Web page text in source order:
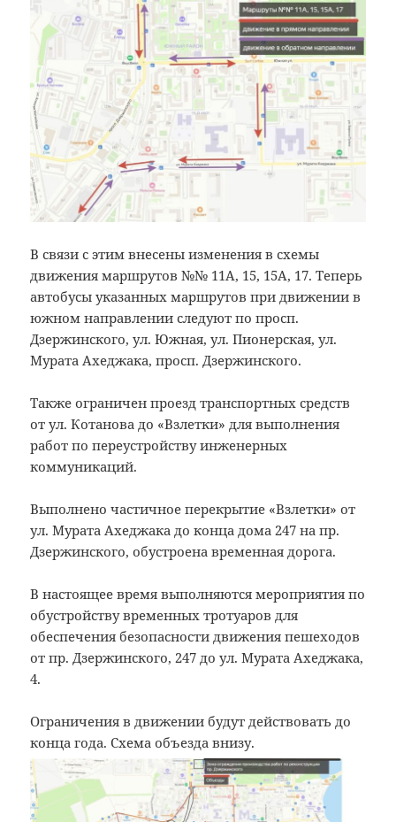
В связи с этим внесены изменения в схемы
движения маршрутов №№ 11А, 15, 15А, 17. Теперь
автобусы указанных маршрутов при движении в
южном направлении следуют по просп.
Дзержинского, ул. Южная, ул. Пионерская, ул.
Мурата Ахеджака, просп. Дзержинского.
Также ограничен проезд транспортных средств
от ул. Котанова до «Взлетки» для выполнения
работ по переустройству инженерных
коммуникаций.
Выполнено частичное перекрытие «Взлетки» от
ул. Мурата Ахеджака до конца дома 247 на пр.
Дзержинского, обустроена временная дорога.
В настоящее время выполняются мероприятия по
обустройству временных тротуаров для
обеспечения безопасности движения пешеходов
от пр. Дзержинского, 247 до ул. Мурата Ахеджака,
4.
Ограничения в движении будут действовать до
конца года. Схема объезда внизу.